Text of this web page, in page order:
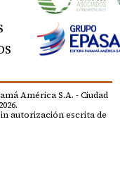
América S.A. - Ciudad
autorización escrita de